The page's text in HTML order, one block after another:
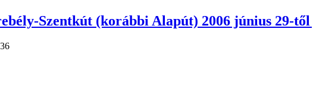
Szentkút (korábbi Alapút) 2006 június 29-